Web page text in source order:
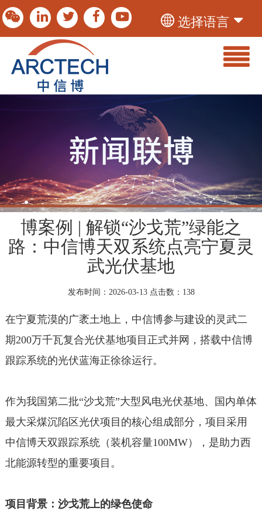
选择语言
博案例 | 解锁“沙戈荒”绿能之
路：中信博天双系统点亮宁夏灵
武光伏基地
发布时间：2026-03-13 点击数： 138
在宁夏荒漠的广袤土地上，中信博参与建设的灵武二
期200万千瓦复合光伏基地项目正式并网，搭载中信博
跟踪系统的光伏蓝海正徐徐运行。
作为我国第二批“沙戈荒”大型风电光伏基地、国内单体
最大采煤沉陷区光伏项目的核心组成部分，项目采用
中信博天双跟踪系统（装机容量100MW），是助力西
北能源转型的重要项目。
项目背景：沙戈荒上的绿色使命